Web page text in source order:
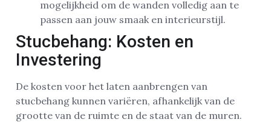
mogelijkheid om de wanden volledig aan te
passen aan jouw smaak en interieurstijl.
Stucbehang: Kosten en
Investering
De kosten voor het laten aanbrengen van
stucbehang kunnen variëren, afhankelijk van de
grootte van de ruimte en de staat van de muren.